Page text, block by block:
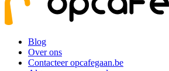
Blog
Over ons
Contacteer opcafegaan.be